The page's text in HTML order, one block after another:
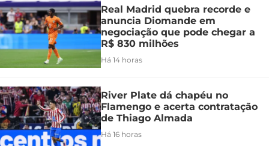
Real Madrid quebra recorde e
anuncia Diomande em
negociação que pode chegar a
R$ 830 milhões
Há 14 horas
River Plate dá chapéu no
Flamengo e acerta contratação
de Thiago Almada
Há 16 horas